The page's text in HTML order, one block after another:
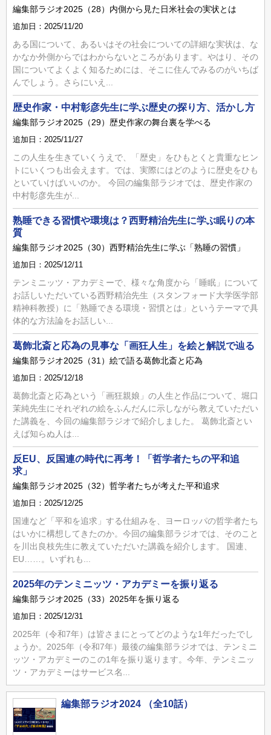
編集部ラジオ2025（28）内側から見た日米社会の実状とは
追加日：2025/11/20
ある国について、あるいはその社会についての詳細な実状は、な
かなか外側からではわからないところがあります。やはり、その
国についてよくよく知るためには、そこに住んでみるのがいちば
んでしょう。さらにいえ...
歴史作家・中村彰彦先生に学ぶ歴史の探り方、活かし方
編集部ラジオ2025（29）歴史作家の舞台裏を学べる
追加日：2025/11/27
この人生を生きていくうえで、「歴史」をひもとくと貴重なヒン
トにいくつも出会えます。では、実際にはどのように歴史をひも
といていけばいいのか。 今回の編集部ラジオでは、歴史作家の
中村彰彦先生が...
熟睡できる習慣や環境は？西野精治先生に学ぶ眠りの本
質
編集部ラジオ2025（30）西野精治先生に学ぶ「熟睡の習慣」
追加日：2025/12/11
テンミニッツ・アカデミーで、様々な角度から「睡眠」について
お話しいただいている西野精治先生（スタンフォード大学医学部
精神科教授）に「熟睡できる環境・習慣とは」というテーマで具
体的な方法論をお話しい...
葛飾北斎と応為の見事な「画狂人生」を絵と解説で辿る
編集部ラジオ2025（31）絵で語る葛飾北斎と応為
追加日：2025/12/18
葛飾北斎と応為という「画狂親娘」の人生と作品について、堀口
茉純先生にそれぞれの絵をふんだんに示しながら教えていただい
た講義を、今回の編集部ラジオで紹介しました。 葛飾北斎とい
えば知らぬ人は...
反EU、反国連の時代に再考！「哲学者たちの平和追
求」
編集部ラジオ2025（32）哲学者たちが考えた平和追求
追加日：2025/12/25
国連など「平和を追求」する仕組みを、ヨーロッパの哲学者たち
はいかに構想してきたのか。今回の編集部ラジオでは、そのこと
を川出良枝先生に教えていただいた講義を紹介します。 国連、
EU……。いずれも...
2025年のテンミニッツ・アカデミーを振り返る
編集部ラジオ2025（33）2025年を振り返る
追加日：2025/12/31
2025年（令和7年）は皆さまにとってどのような1年だったでし
ょうか。2025年（令和7年）最後の編集部ラジオでは、テンミニ
ッツ・アカデミーのこの1年を振り返ります。今年、テンミニッ
ツ・アカデミーはサービス名...
編集部ラジオ2024 （全10話）